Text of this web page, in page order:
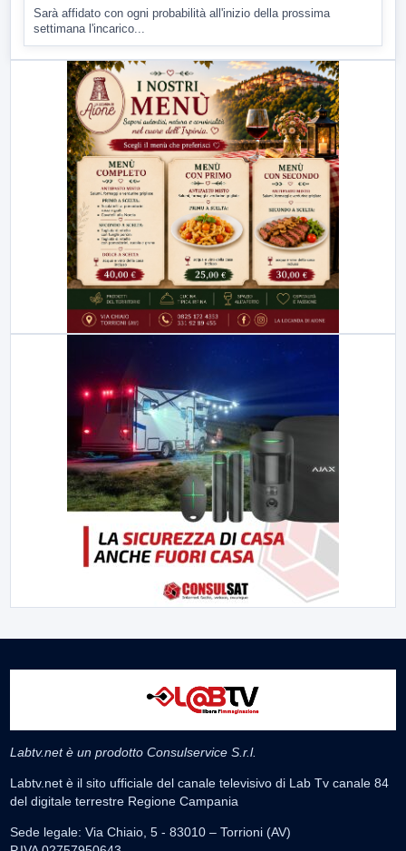
Sarà affidato con ogni probabilità all'inizio della prossima
settimana l'incarico...
Labtv.net è un prodotto Consulservice S.r.l.
Labtv.net è il sito ufficiale del canale televisivo di Lab Tv canale 84
del digitale terrestre Regione Campania
Sede legale: Via Chiaio, 5 - 83010 – Torrioni (AV)